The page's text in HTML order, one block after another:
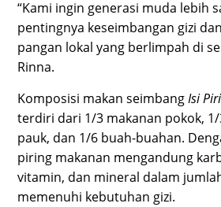
“Kami ingin generasi muda lebih
pentingnya keseimbangan gizi
pangan lokal yang berlimpah di
Rinna.
Komposisi makan seimbangIsi
terdiri dari 1/3 makanan pokok,
pauk, dan 1/6 buah-buahan.
piring makanan mengandung
vitamin, dan mineral dalam
memenuhi kebutuhan gizi.